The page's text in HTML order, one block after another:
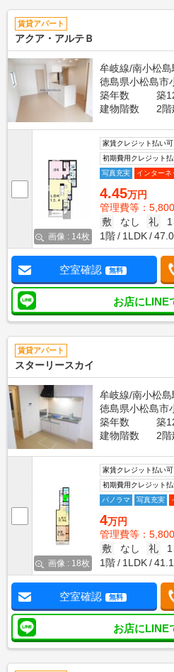
賃貸アパート
アクア・アルテＢ
牟岐線/南小松
徳島県小松島市
築年数
築
建物階数
2階
画像 : 14枚
家賃クレジット払い
初期費用クレジット
写真充実
インターネ
4.45万円
管理費等：
敷
なし 礼
1階
1LDK
空室確認 無料
お店にLINE
賃貸アパート
スターリースカイ
牟岐線/南小松
徳島県小松島市
築年数
築
建物階数
2階
画像 : 18枚
家賃クレジット払い
初期費用クレジット
パノラマ
写真充実
4万円
管理費等：
敷
なし 礼
1階
1LDK
空室確認 無料
お店にLINE